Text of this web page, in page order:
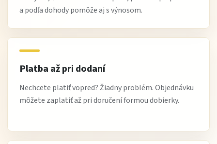
a podľa dohody pomôže aj s výnosom.
Platba až pri dodaní
Nechcete platiť vopred? Žiadny problém. Objednávku
môžete zaplatiť až pri doručení formou dobierky.